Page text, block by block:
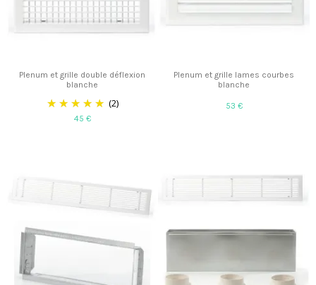
Plenum et grille double déflexion
blanche
(2)
45 €
Plenum et grille lames courbes
blanche
53 €